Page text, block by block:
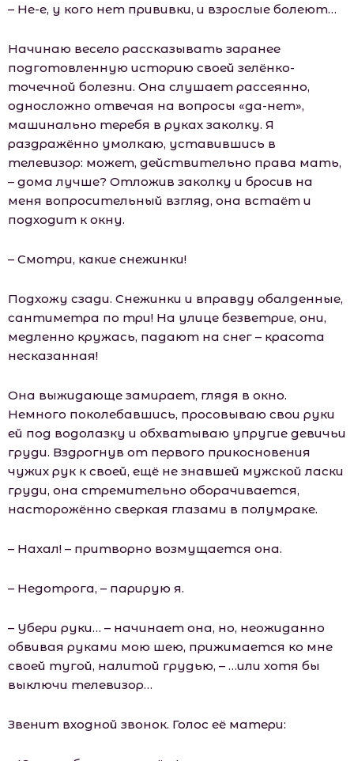
– Не-е, у кого нет прививки, и взрослые болеют…
Начинаю весело рассказывать заранее
подготовленную историю своей зелёнко-
точечной болезни. Она слушает рассеянно,
односложно отвечая на вопросы «да-нет»,
машинально теребя в руках заколку. Я
раздражённо умолкаю, уставившись в
телевизор: может, действительно права мать,
– дома лучше? Отложив заколку и бросив на
меня вопросительный взгляд, она встаёт и
подходит к окну.
– Смотри, какие снежинки!
Подхожу сзади. Снежинки и вправду обалденные,
сантиметра по три! На улице безветрие, они,
медленно кружась, падают на снег – красота
несказанная!
Она выжидающе замирает, глядя в окно.
Немного поколебавшись, просовываю свои руки
ей под водолазку и обхватываю упругие девичьи
груди. Вздрогнув от первого прикосновения
чужих рук к своей, ещё не знавшей мужской ласки
груди, она стремительно оборачивается,
насторожённо сверкая глазами в полумраке.
– Нахал! – притворно возмущается она.
– Недотрога, – парирую я.
– Убери руки… – начинает она, но, неожиданно
обвивая руками мою шею, прижимается ко мне
своей тугой, налитой грудью, – …или хотя бы
выключи телевизор…
Звенит входной звонок. Голос её матери: